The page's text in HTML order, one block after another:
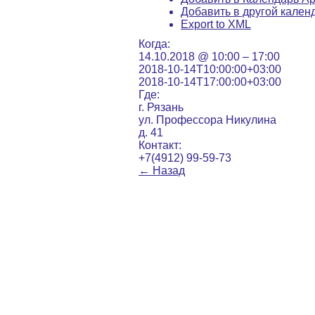
Добавить в другой
Export to XML
Когда:
14.10.2018 @ 10:00 – 17:00
2018-10-14T10:00:00+03:00
2018-10-14T17:00:00+03:00
Где:
г. Рязань
ул. Профессора Никулина
д. 41
Контакт:
+7(4912) 99-59-73
← Назад